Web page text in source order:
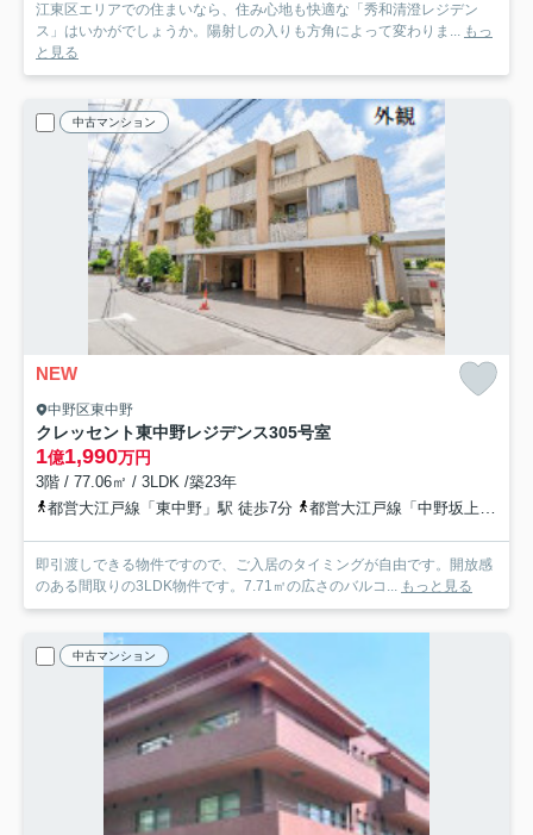
江東区エリアでの住まいなら、住み心地も快適な「秀和清澄レジデン
ス」はいかがでしょうか。陽射しの入りも方角によって変わりま... もっ
と見る
中古マンション
NEW
中野区東中野
クレッセント東中野レジデンス305号室
1億1,990万円
3階 / 77.06㎡ / 3LDK /築23年
都営大江戸線「東中野」駅 徒歩7分
都営大江戸線「中野坂上」駅 徒歩13分
即引渡しできる物件ですので、ご入居のタイミングが自由です。開放感
のある間取りの3LDK物件です。7.71㎡の広さのバルコ... もっと見る
中古マンション